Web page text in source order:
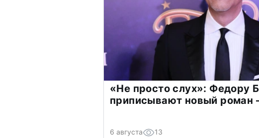
«Не просто слух»: Федору
приписывают новый роман
6 августа 13